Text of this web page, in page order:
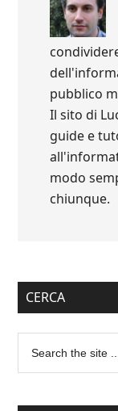
pubblico
Il sito di
guide e
modo
chiunque.
CERCA